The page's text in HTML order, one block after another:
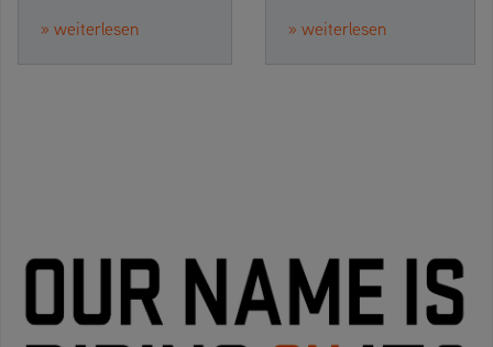
» weiterlesen
» weiterlesen